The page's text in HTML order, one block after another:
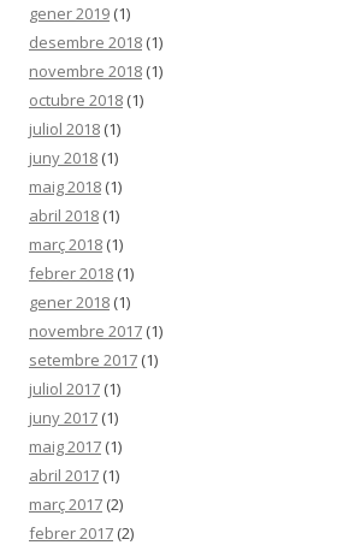
gener 2019 (1)
desembre 2018 (1)
novembre 2018 (1)
octubre 2018 (1)
juliol 2018 (1)
juny 2018 (1)
maig 2018 (1)
abril 2018 (1)
març 2018 (1)
febrer 2018 (1)
gener 2018 (1)
novembre 2017 (1)
setembre 2017 (1)
juliol 2017 (1)
juny 2017 (1)
maig 2017 (1)
abril 2017 (1)
març 2017 (2)
febrer 2017 (2)